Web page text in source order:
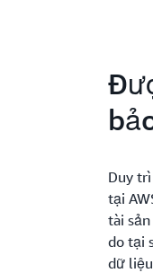
Duy
tại
tài
do tại
dữ